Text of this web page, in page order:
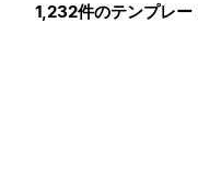
1,232件のテンプレー